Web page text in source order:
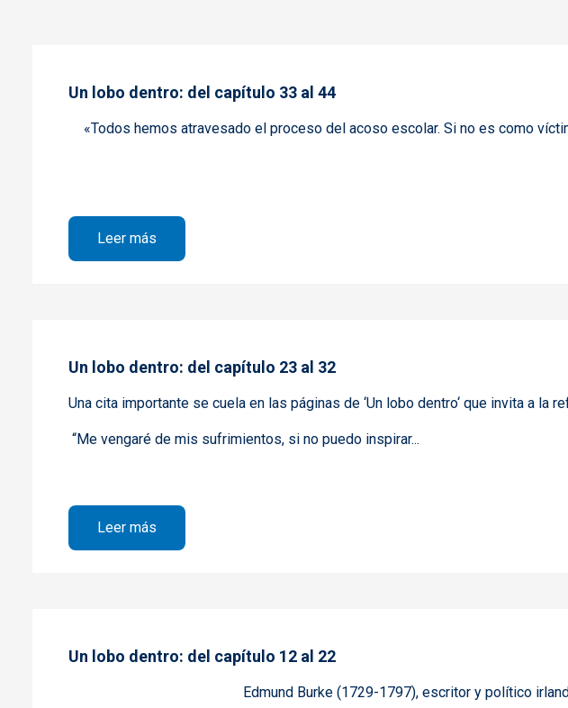
Un lobo dentro: del capítulo 33 al 44
«Todos hemos atravesado el proceso del acoso escolar. Si no es como
Leer más
Un lobo dentro: del capítulo 23 al 32
Una cita importante se cuela en las páginas de ‘Un lobo dentro‘ que invita a la
“Me vengaré de mis sufrimientos, si no puedo inspirar...
Leer más
Un lobo dentro: del capítulo 12 al 22
Edmund Burke (1729-1797), escritor y político